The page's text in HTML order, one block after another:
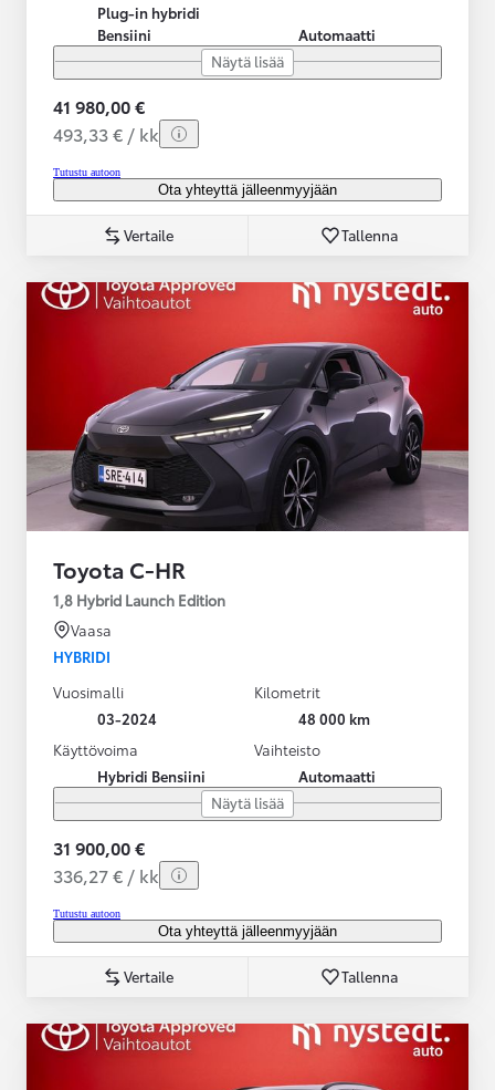
Plug-in hybridi
Bensiini
Automaatti
Näytä lisää
41 980,00 €
493,33 € / kk
Tutustu autoon
Ota yhteyttä jälleenmyyjään
Vertaile Tallenna
Toyota C-HR
1,8 Hybrid Launch Edition
Vaasa
HYBRIDI
Vuosimalli
03-2024
Kilometrit
48 000 km
Käyttövoima
Hybridi Bensiini
Vaihteisto
Automaatti
Näytä lisää
31 900,00 €
336,27 € / kk
Tutustu autoon
Ota yhteyttä jälleenmyyjään
Vertaile Tallenna